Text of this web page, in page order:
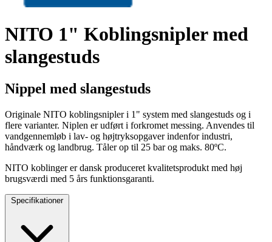
NITO 1" Koblingsnipler med
slangestuds
Nippel med slangestuds
Originale NITO koblingsnipler i 1" system med slangestuds og i
flere varianter. Niplen er udført i forkromet messing. Anvendes til
vandgennemløb i lav- og højtryksopgaver indenfor industri,
håndværk og landbrug. Tåler op til 25 bar og maks. 80ºC.
NITO koblinger er dansk produceret kvalitetsprodukt med høj
brugsværdi med 5 års funktionsgaranti.
Specifikationer